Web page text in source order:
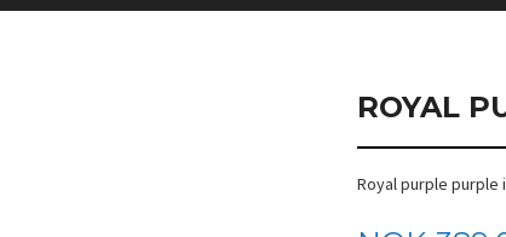
ROYAL
Royal purple purple